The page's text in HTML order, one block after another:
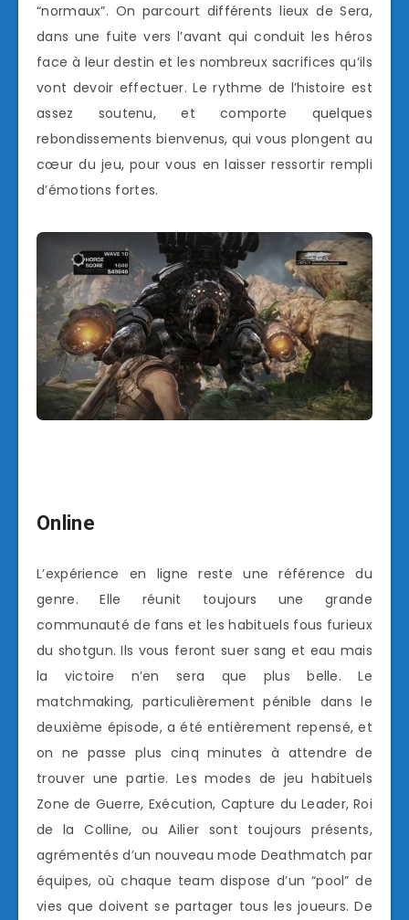
“normaux”. On parcourt différents lieux de Sera,
dans une fuite vers l’avant qui conduit les héros
face à leur destin et les nombreux sacrifices qu’ils
vont devoir effectuer. Le rythme de l’histoire est
assez soutenu, et comporte quelques
rebondissements bienvenus, qui vous plongent au
cœur du jeu, pour vous en laisser ressortir rempli
d’émotions fortes.
Online
L’expérience en ligne reste une référence du
genre. Elle réunit toujours une grande
communauté de fans et les habituels fous furieux
du shotgun. Ils vous feront suer sang et eau mais
la victoire n’en sera que plus belle. Le
matchmaking, particulièrement pénible dans le
deuxième épisode, a été entièrement repensé, et
on ne passe plus cinq minutes à attendre de
trouver une partie. Les modes de jeu habituels
Zone de Guerre, Exécution, Capture du Leader, Roi
de la Colline, ou Ailier sont toujours présents,
agrémentés d’un nouveau mode Deathmatch par
équipes, où chaque team dispose d’un “pool” de
vies que doivent se partager tous les joueurs. De